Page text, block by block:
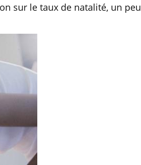
sur le taux de natalité, un peu